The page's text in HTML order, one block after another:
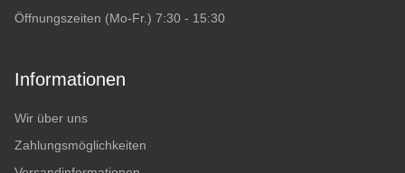
Öffnungszeiten (Mo-Fr.) 7:30 - 15:30
Informationen
Wir über uns
Zahlungsmöglichkeiten